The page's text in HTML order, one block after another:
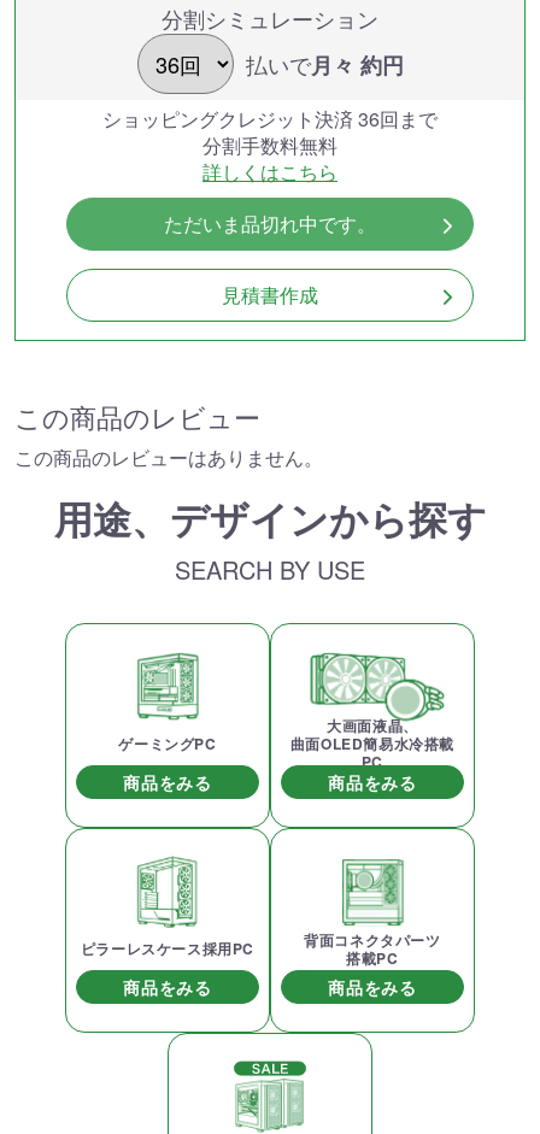
分割シミュレーション
払いで月々 約円
ショッピングクレジット決済 36回まで
分割手数料無料
詳しくはこちら
ただいま品切れ中です。
見積書作成
この商品のレビュー
この商品のレビューはありません。
用途、デザインから探す
SEARCH BY USE
ゲーミングPC
商品をみる
大画面液晶、
曲面OLED簡易水冷搭載
PC
商品をみる
ピラーレスケース採用PC
商品をみる
背面コネクタパーツ
搭載PC
商品をみる